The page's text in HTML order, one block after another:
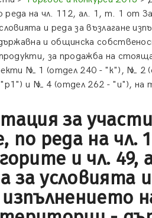
реда на чл. 112, ал. 1, т. 1 от
и реда за възлагане
и общинска
за продажба на
№ 1 (отдел 240 - "к"), № 2
"р1") и № 4 (отдел 262 - "и"), на
за
по реда на чл.
и чл. 49,
за условията
изпълнението